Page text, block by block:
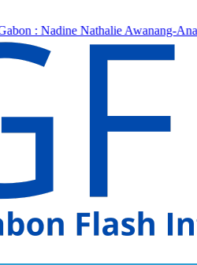
officiellement installée après